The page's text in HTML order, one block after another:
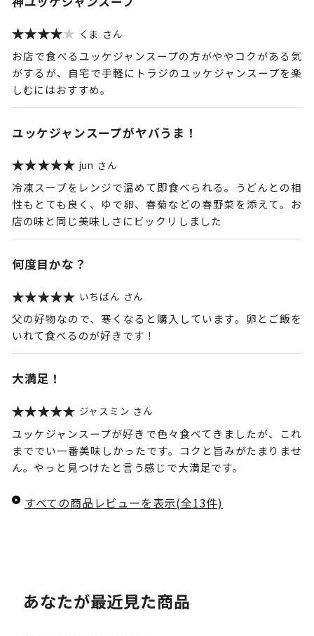
くま
お店で食べるユッケジャンスープの方がややコクがある気
がするが、自宅で手軽にトラジのユッケジャンスープを楽
しむにはおすすめ。
ユッケジャンスープがヤバうま！
jun
冷凍スープをレンジで温めて即食べられる。うどんとの相
性もとても良く、ゆで卵、春菊などの春野菜を添えて。お
店の味と同じ美味しさにビックリしました
何度目かな？
いちばん
父の好物なので、寒くなると購入しています。卵とご飯を
いれて食べるのが好きです！
大満足！
ジャスミン
ユッケジャンスープが好きで色々食べてきましたが、これ
まででい一番美味しかったです。コクと旨みがたまりませ
ん。やっと見つけたと言う感じで大満足です。
すべての商品レビューを表示(全13件)
あなたが最近見た商品